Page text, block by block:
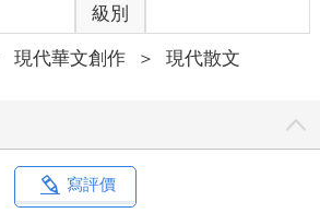
時代被記錄下來的文物。
看過、想過、修過、寫過。
述，是極其矯情卻又不矯情的敘述，人
力量，我不太接觸網路社群世界，所以這
些年應該放在社群但沒有的。
至放棄「Toro」稱呼的這些年，我大概
級別
現代華文創作 ＞ 現代散文
寫評價